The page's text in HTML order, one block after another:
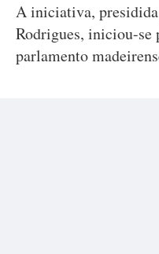
A iniciativa,
Rodrigues, iniciou-se
parlamento